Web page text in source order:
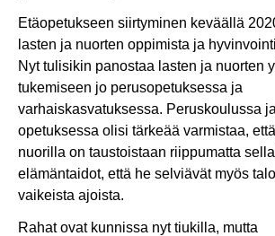
Etäopetukseen siirtyminen keväällä
lasten ja nuorten oppimista ja
Nyt tulisikin panostaa lasten ja nuorten
tukemiseen jo perusopetuksessa ja
varhaiskasvatuksessa. Peruskoulussa
opetuksessa olisi tärkeää varmistaa,
nuorilla on taustoistaan riippumatta
elämäntaidot, että he selviävät myös
vaikeista ajoista.
Rahat ovat kunnissa nyt tiukilla, mutta